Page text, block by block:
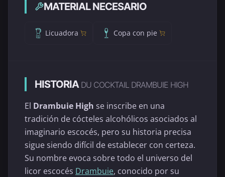
MATERIAL NECESARIO
Licuadora Copa con pie
HISTORIA DU COCKTAIL DRAMBUIE HIGH
El Drambuie High se inscribe en una
tradición de cócteles alcohólicos asociados al
imaginario escocés, pero su historia precisa
sigue siendo difícil de establecer con certeza.
Su nombre evoca sobre todo el universo del
licor escocés Drambuie, conocido por su